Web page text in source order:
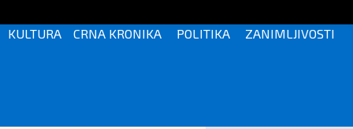
KULTURA CRNA KRONIKA POLITIKA ZANIMLJIVOSTI